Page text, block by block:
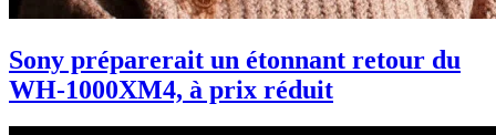
Sony préparerait un étonnant retour du
WH-1000XM4, à prix réduit